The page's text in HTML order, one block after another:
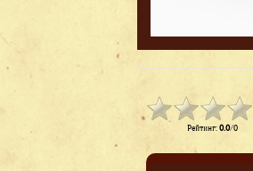
Рейтинг:0.0/0